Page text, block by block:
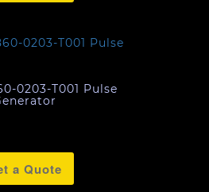
0203-T001 Pulse
a Quote